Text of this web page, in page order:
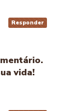
vida!
Responder